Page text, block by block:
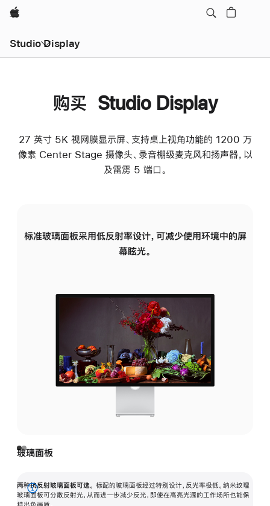
Apple
Studio Display
购买 Studio Display
27 英寸 5K 视网膜显示屏、支持桌上视角功能的 1200 万
像素 Center Stage 摄像头、录音棚级麦克风和扬声器，以
及雷雳 5 端口。
标准玻璃面板采用低反射率设计，可减少使用环境中的屏
幕眩光。
玻璃面板
两种抗反射玻璃面板可选。 标配的玻璃面板经过特别设计，反光率极低。纳米纹理
玻璃面板可分散反射光，从而进一步减少反光，即使在高亮光源的工作场所也能保
展